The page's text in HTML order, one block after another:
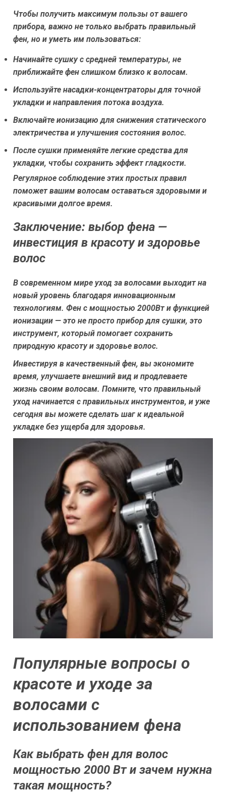
Чтобы получить максимум пользы от вашего
прибора, важно не только выбрать правильный
фен, но и уметь им пользоваться:
Начинайте сушку с средней температуры, не
приближайте фен слишком близко к волосам.
Используйте насадки-концентраторы для точной
укладки и направления потока воздуха.
Включайте ионизацию для снижения статического
электричества и улучшения состояния волос.
После сушки применяйте легкие средства для
укладки, чтобы сохранить эффект гладкости.
Регулярное соблюдение этих простых правил
поможет вашим волосам оставаться здоровыми и
красивыми долгое время.
Заключение: выбор фена —
инвестиция в красоту и здоровье
волос
В современном мире уход за волосами выходит на
новый уровень благодаря инновационным
технологиям. Фен с мощностью 2000Вт и функцией
ионизации — это не просто прибор для сушки, это
инструмент, который помогает сохранить
природную красоту и здоровье волос.
Инвестируя в качественный фен, вы экономите
время, улучшаете внешний вид и продлеваете
жизнь своим волосам. Помните, что правильный
уход начинается с правильных инструментов, и уже
сегодня вы можете сделать шаг к идеальной
укладке без ущерба для здоровья.
Популярные вопросы о
красоте и уходе за
волосами с
использованием фена
Как выбрать фен для волос
мощностью 2000 Вт и зачем нужна
такая мощность?